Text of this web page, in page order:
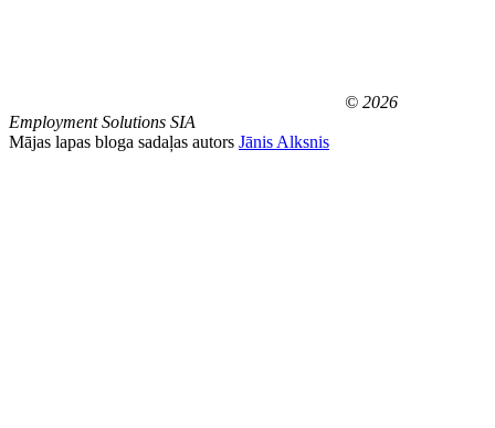
© 2026
Employment Solutions SIA
Mājas lapas bloga sadaļas autors Jānis Alksnis